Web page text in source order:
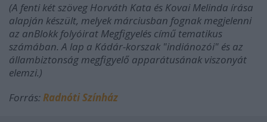
(A fenti két szöveg Horváth Kata és Kovai Melinda írása
alapján készült, melyek márciusban fognak megjelenni
az anBlokk folyóirat Megfigyelés című tematikus
számában. A lap a Kádár-korszak "indiánozói" és az
állambiztonság megfigyelő apparátusának viszonyát
elemzi.)
Forrás:Radnóti Színház